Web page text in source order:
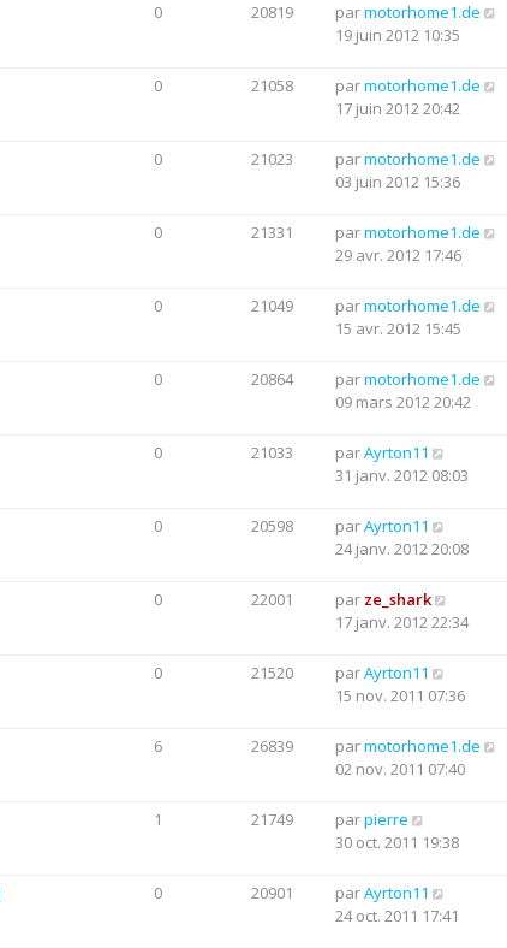
0 20819 parmotorhome1.de
19 juin 2012 10:35
0 21058 parmotorhome1.de
17 juin 2012 20:42
0 21023 parmotorhome1.de
03 juin 2012 15:36
0 21331 parmotorhome1.de
29 avr. 2012 17:46
0 21049 parmotorhome1.de
15 avr. 2012 15:45
0 20864 parmotorhome1.de
09 mars 2012 20:42
0 21033 parAyrton11
31 janv. 2012 08:03
0 20598 parAyrton11
24 janv. 2012 20:08
0 22001 par ze_shark
17 janv. 2012 22:34
0 21520 parAyrton11
15 nov. 2011 07:36
6 26839 parmotorhome1.de
02 nov. 2011 07:40
1 21749 parpierre
30 oct. 2011 19:38
0 20901 parAyrton11
24 oct. 2011 17:41